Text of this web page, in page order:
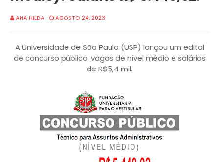
ANA HILDA AGOSTO 24, 2023
A Universidade de São Paulo (USP) lançou um edital
de concurso público, vagas de nível médio e salários
de R$5,4 mil.